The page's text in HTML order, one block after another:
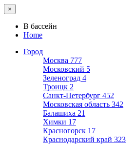
×
В бассейн
Home
Город
Москва 777
Московский 5
Зеленоград 4
Троицк 2
Санкт-Петербург 452
Московская область 342
Балашиха 21
Химки 17
Красногорск 17
Краснодарский край 323